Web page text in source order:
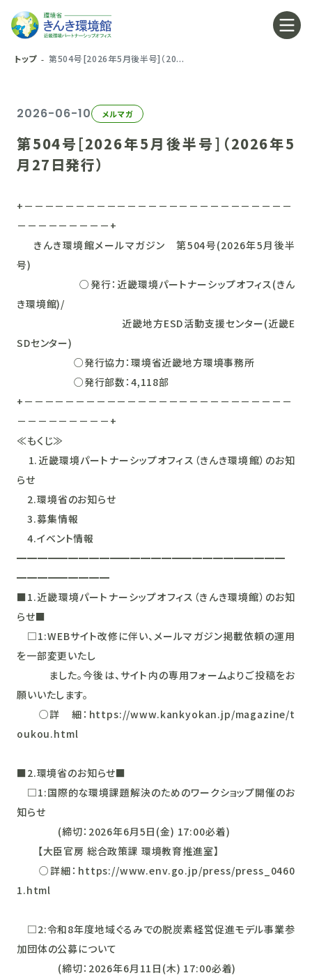
トップ 第504号[2026年5月後半号]（20...
2026-06-10 メルマガ
第504号[2026年5月後半号]（2026年5
月27日発行）
+－－－－－－－－－－－－－－－－－－－－－－－－－－
－－－－－－－－－+
きんき環境館メールマガジン 第504号(2026年5月後半
号)
○発行：近畿環境パートナーシップオフィス(きん
き環境館)/
近畿地方ESD活動支援センター(近畿E
SDセンター)
○発行協力：環境省近畿地方環境事務所
○発行部数：4,118部
+－－－－－－－－－－－－－－－－－－－－－－－－－－
－－－－－－－－－+
≪もくじ≫
1.近畿環境パートナーシップオフィス（きんき環境館）のお知
らせ
2.環境省のお知らせ
3.募集情報
4.イベント情報
━━━━━━━━━━━━━━━━━━━━━━━━━━
━━━━━━━━━
■1.近畿環境パートナーシップオフィス（きんき環境館）のお知
らせ■
□1:WEBサイト改修に伴い、メールマガジン掲載依頼の運用
を一部変更いたし
ました。今後は、サイト内の専用フォームよりご投稿をお
願いいたします。
○詳 細：https://www.kankyokan.jp/magazine/t
oukou.html
■2.環境省のお知らせ■
□1:国際的な環境課題解決のためのワークショップ開催のお
知らせ
(締切：2026年6月5日(金) 17:00必着)
【大臣官房 総合政策課 環境教育推進室】
○詳細：https://www.env.go.jp/press/press_0460
1.html
□2:令和8年度地域ぐるみでの脱炭素経営促進モデル事業参
加団体の公募について
(締切：2026年6月11日(木) 17:00必着)